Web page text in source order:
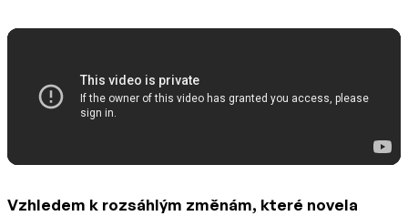
Vzhledem k rozsáhlým změnám, které novela